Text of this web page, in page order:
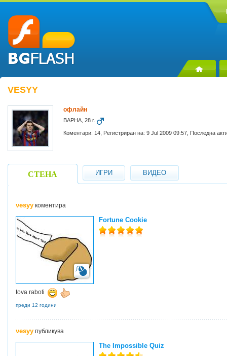
VESYY
офлайн
ВАРНА, 28 г.
Коментари: 14, Регистриран на: 9 Jul 2009 09:57, Последна
СТЕНА ИГРИ ВИДЕО
vesyy коментира
Fortune Cookie
tova raboti
преди 12 години
vesyy публикува
The Impossible Quiz